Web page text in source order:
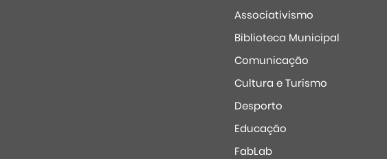
Associativismo
Biblioteca Municipal
Comunicação
Cultura e Turismo
Desporto
Educação
FabLab